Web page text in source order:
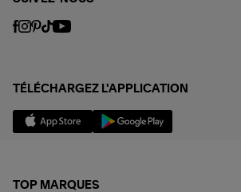
TÉLÉCHARGEZ L'APPLICATION
TOP MARQUES